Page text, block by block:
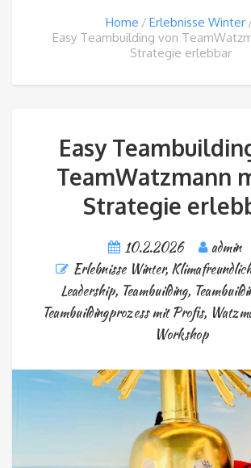
Home
Erlebnisse Winter
Easy Teambuilding von
Strategie erlebbar
Easy
TeamWatzmann
Strategie
10.2.2026
admin
Erlebnisse Winter,
Leadership, Teambuilding,
Teambuildingprozess mit Profis,
Workshop